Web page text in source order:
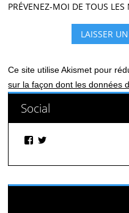
PRÉVENEZ-MOI DE TOUS
Ce site utilise Akismet pour
sur la façon dont les données
Social
Facebook